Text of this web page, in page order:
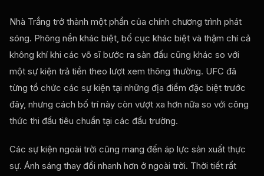
Nhà Trắng trở thành một phần của chính chương trình phát
sóng. Phông nền khác biệt, bố cục khác biệt và thậm chí cả
không khí khi các võ sĩ bước ra sàn đấu cũng khác so với
một sự kiện trả tiền theo lượt xem thông thường. UFC đã
từng tổ chức các sự kiện tại những địa điểm đặc biệt trước
đây, nhưng cách bố trí này còn vượt xa hơn nữa so với công
thức thi đấu tiêu chuẩn tại các đấu trường.
Các sự kiện ngoài trời cũng mang đến áp lực sản xuất thực
sự. Ánh sáng thay đổi nhanh hơn ở ngoài trời. Thời tiết rất